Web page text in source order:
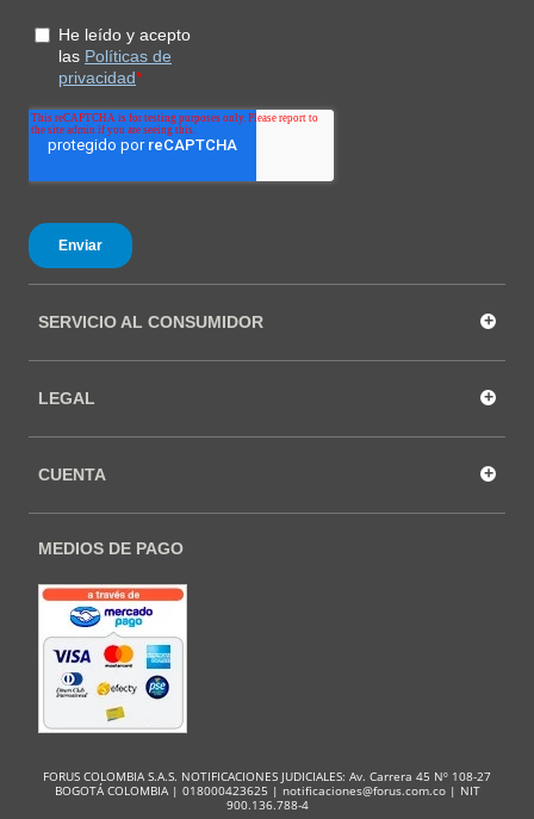
SERVICIO AL CONSUMIDOR +
LEGAL +
CUENTA +
MEDIOS DE PAGO
FORUS COLOMBIA S.A.S. NOTIFICACIONES JUDICIALES: Av. Carrera 45 Nº 108-27
BOGOTÁ COLOMBIA | 018000423625 | notificaciones@forus.com.co| NIT
900.136.788-4